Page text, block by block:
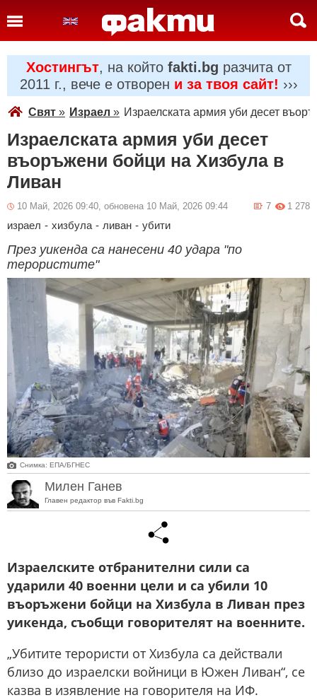
Хостингът, на който fakti.bg разчита от
2011 г., вече е отворен и за твоя сайт! ›››
Свят » Израел » Израелската армия уби десет
Израелската армия уби десет
въоръжени бойци на Хизбула в
Ливан
10 Май, 2026 09:40, обновена 10 Май, 2026 09:44 1 278
7
израел - хизбула - ливан - убити
През уикенда са нанесени 40 удара "по
терористите"
Снимка: ЕПА/БГНЕС
Милен Ганев
Главен редактор във Fakti.bg
Израелските отбранителни сили са
ударили 40 военни цели и са убили 10
въоръжени бойци на Хизбула в Ливан през
уикенда, съобщи говорителят на военните.
„Убитите терористи от Хизбула са действали
близо до израелски войници в Южен Ливан“, се
казва в изявление на говорителя на ИФ.